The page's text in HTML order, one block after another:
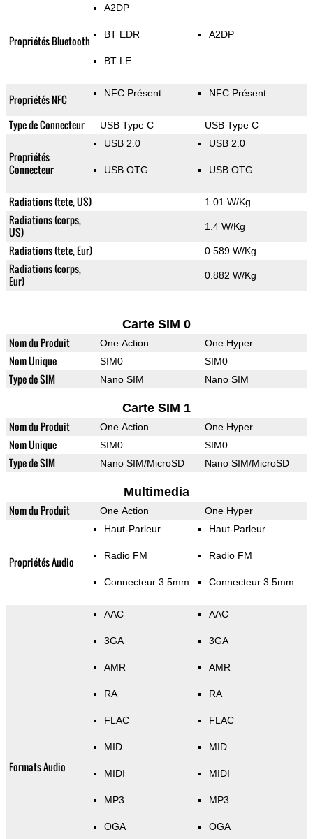
Propriétés Bluetooth
A2DP
BT EDR
BT LE
A2DP
Propriétés NFC NFC Présent NFC Présent
Type de Connecteur USB Type C USB Type C
Propriétés
Connecteur
USB 2.0
USB OTG
USB 2.0
USB OTG
Radiations (tete, US) 1.01 W/Kg
Radiations (corps,
US)
1.4 W/Kg
Radiations (tete, Eur) 0.589 W/Kg
Radiations (corps,
Eur)
0.882 W/Kg
Carte SIM 0
Nom du Produit One Action One Hyper
Nom Unique SIM0 SIM0
Type de SIM Nano SIM Nano SIM
Carte SIM 1
Nom du Produit One Action One Hyper
Nom Unique SIM0 SIM0
Type de SIM Nano SIM/MicroSD Nano SIM/MicroSD
Multimedia
Nom du Produit One Action One Hyper
Propriétés Audio
Haut-Parleur
Radio FM
Connecteur 3.5mm
Haut-Parleur
Radio FM
Connecteur 3.5mm
Formats Audio
AAC
3GA
AMR
RA
FLAC
MID
MIDI
MP3
OGA
AAC
3GA
AMR
RA
FLAC
MID
MIDI
MP3
OGA